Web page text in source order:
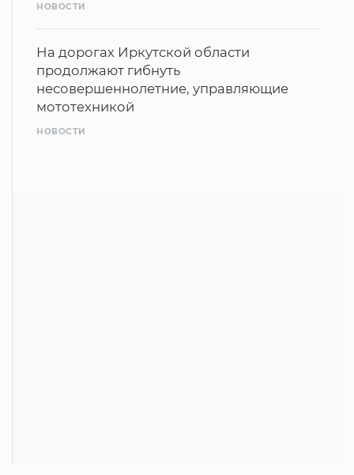
НОВОСТИ
На дорогах Иркутской области
продолжают гибнуть
несовершеннолетние, управляющие
мототехникой
НОВОСТИ